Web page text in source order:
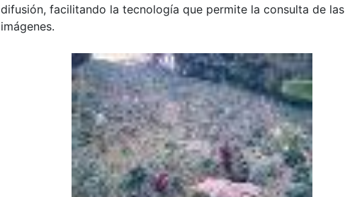
difusión, facilitando la tecnología que permite la consulta de las
imágenes.